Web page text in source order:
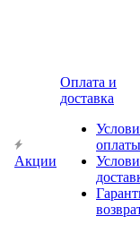
Акции
Оплата и
доставка
оплаты